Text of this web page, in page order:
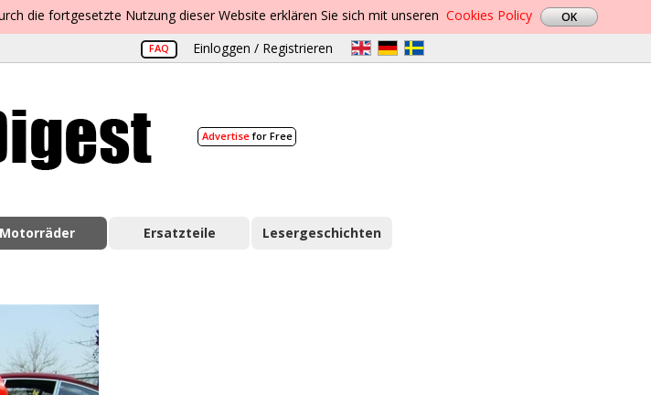
die fortgesetzte Nutzung dieser Website erklären Sie sich mit unseren Cookies Policy
FAQ Einloggen / Registrieren
Advertisefor Free
Motorräder Ersatzteile Lesergeschichten